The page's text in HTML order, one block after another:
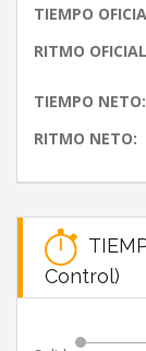
TIEMPO
RITMO
TIEMPO NETO:
RITMO NETO:
Control)